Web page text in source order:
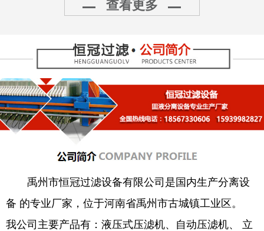
查看更多
禹州市恒冠过滤设备有限公司是国内生产分离设
备 的专业厂家，位于河南省禹州市古城镇工业区。
我公司主要产品有：液压式压滤机、自动压滤机、 立